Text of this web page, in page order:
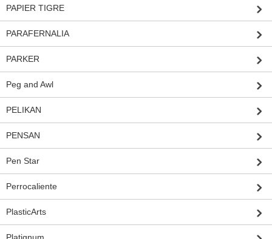
PAPIER TIGRE
PARAFERNALIA
PARKER
Peg and Awl
PELIKAN
PENSAN
Pen Star
Perrocaliente
PlasticArts